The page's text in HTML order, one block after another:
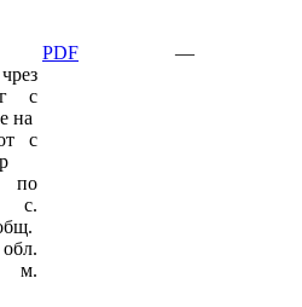
с
на
с
по
с.
м.
PDF —